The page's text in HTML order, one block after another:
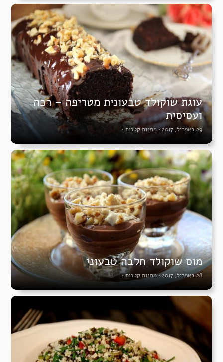
עוגת שוקולד טבעונית מטריפה – רכה
ועסיסית
29 באפריל, 2017 •מתנות קטנות •
מוס שוקולד חלבה טבעוני
28 באפריל, 2017 •מתנות קטנות•